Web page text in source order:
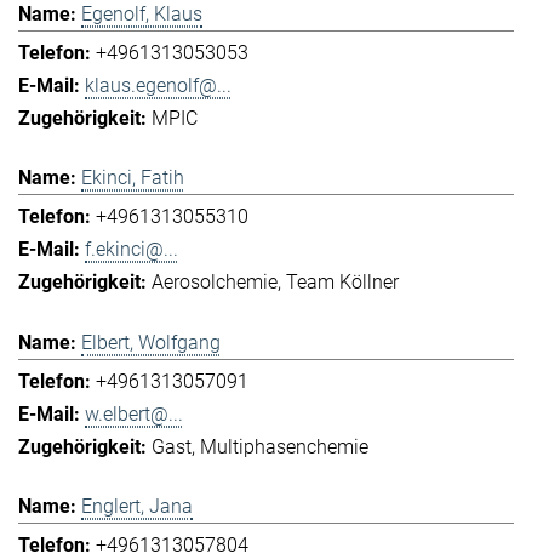
Egenolf, Klaus
+4961313053053
klaus.egenolf@...
MPIC
Ekinci, Fatih
+4961313055310
f.ekinci@...
Aerosolchemie Team Köllner
Elbert, Wolfgang
+4961313057091
w.elbert@...
Gast Multiphasenchemie
Englert, Jana
+4961313057804